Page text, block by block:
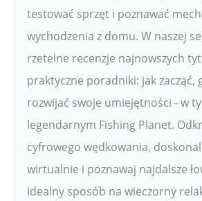
testować sprzęt i poznawać
wychodzenia z domu. W naszej
rzetelne recenzje najnowszych
praktyczne poradniki: jak zacząć,
rozwijać swoje umiejętności - w
legendarnym Fishing Planet.
cyfrowego wędkowania,
wirtualnie i poznawaj najdalsze
idealny sposób na wieczorny